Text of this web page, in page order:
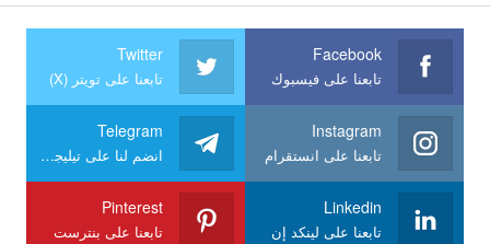
Facebook
تابعنا على فيسبوك
Twitter
تابعنا على تويتر (X)
Instagram
تابعنا على انستقرام
Telegram
انضم لنا على تيليجرام
Linkedin
تابعنا على لينكد إن
Pinterest
تابعنا على بنترست